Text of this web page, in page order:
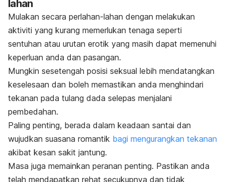
lahan
Mulakan secara perlahan-lahan dengan melakukan
aktiviti yang kurang memerlukan tenaga seperti
sentuhan atau urutan erotik yang masih dapat memenuhi
keperluan anda dan pasangan.
Mungkin sesetengah posisi seksual lebih mendatangkan
keselesaan dan boleh memastikan anda menghindari
tekanan pada tulang dada selepas menjalani
pembedahan.
Paling penting, berada dalam keadaan santai dan
wujudkan suasana romantik bagi mengurangkan tekanan
akibat kesan sakit jantung.
Masa juga memainkan peranan penting. Pastikan anda
telah mendapatkan rehat secukupnya dan tidak